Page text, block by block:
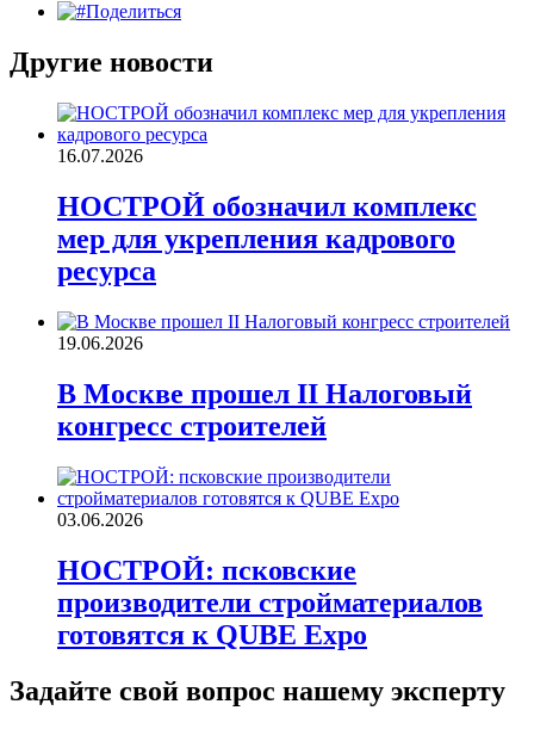
Поделиться
Другие новости
16.07.2026
НОСТРОЙ обозначил комплекс
мер для укрепления кадрового
ресурса
19.06.2026
В Москве прошел II Налоговый
конгресс строителей
03.06.2026
НОСТРОЙ: псковские
производители стройматериалов
готовятся к QUBE Expo
Задайте свой вопрос нашему эксперту